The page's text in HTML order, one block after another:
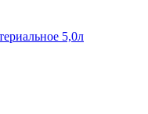
5,0л